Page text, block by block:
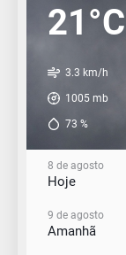
21°C
3.3 km/h
1005 mb
73 %
8 de agosto
Hoje
9 de agosto
Amanhã